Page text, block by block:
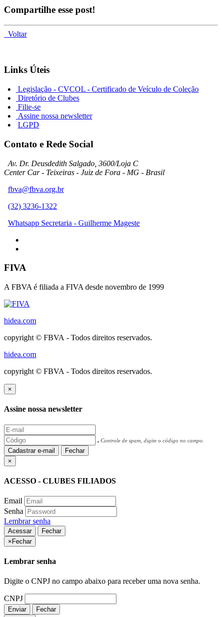
Compartilhe esse post!
Voltar
Links Úteis
Legislação - CVCOL - Certificado de Veículo de Coleção
Diretório de Clubes
Filie-se
Assine nossa newsletter
LGPD
Contato e Rede Social
Av. Dr. Deusdedith Salgado, 3600/Loja C
Center Car - Teixeiras - Juiz de Fora - MG - Brasil
fbva@fbva.org.br
(32) 3236-1322
Whatsapp Secretaria - Guilherme Mageste
FIVA
A FBVA é filiada a FIVA desde novembro de 1999
hidea.com
copyright © FBVA - Todos direitos reservados.
hidea.com
copyright © FBVA - Todos direitos reservados.
×
Assine nossa newsletter
Controle de spam, digite o código no campo.
Cadastrar e-mail
Fechar
×
ACESSO - CLUBES FILIADOS
Email
Senha
Lembrar senha
Acessar
Fechar
× Fechar
Lembrar senha
Digite o CNPJ no campo abaixo para receber uma nova senha.
CNPJ
Enviar
Fechar